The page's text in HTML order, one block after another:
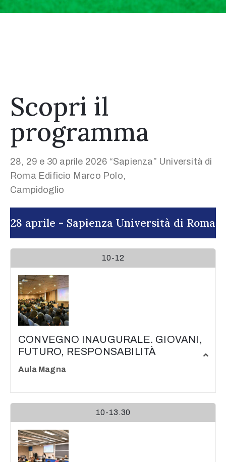
Scopri il
programma
28, 29 e 30 aprile 2026 “Sapienza” Università di
Roma Edificio Marco Polo,
Campidoglio
28 aprile - Sapienza Università di Roma
10-12
CONVEGNO INAUGURALE. GIOVANI,
FUTURO, RESPONSABILITÀ
Aula Magna
10-13.30